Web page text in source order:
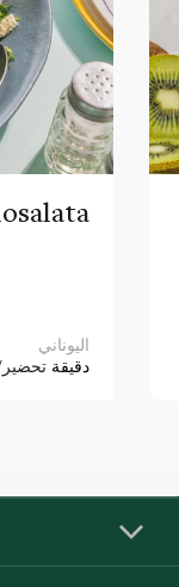
اليوناني
دقيقة